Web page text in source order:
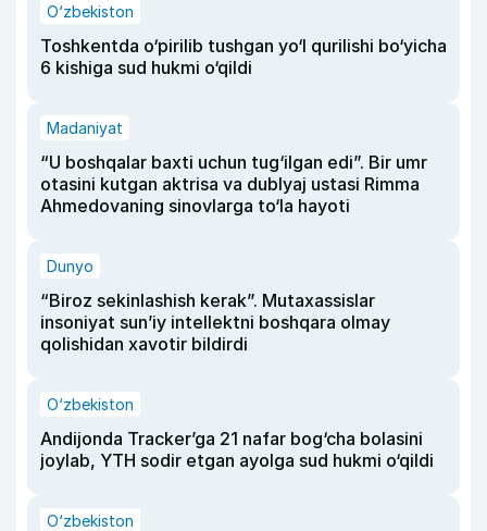
O‘zbekiston
Toshkentda o‘pirilib tushgan yo‘l qurilishi bo‘yicha
6 kishiga sud hukmi o‘qildi
Madaniyat
“U boshqalar baxti uchun tug‘ilgan edi”. Bir umr
otasini kutgan aktrisa va dublyaj ustasi Rimma
Ahmedovaning sinovlarga to‘la hayoti
Dunyo
“Biroz sekinlashish kerak”. Mutaxassislar
insoniyat sun’iy intellektni boshqara olmay
qolishidan xavotir bildirdi
O‘zbekiston
Andijonda Tracker’ga 21 nafar bog‘cha bolasini
joylab, YTH sodir etgan ayolga sud hukmi o‘qildi
O‘zbekiston